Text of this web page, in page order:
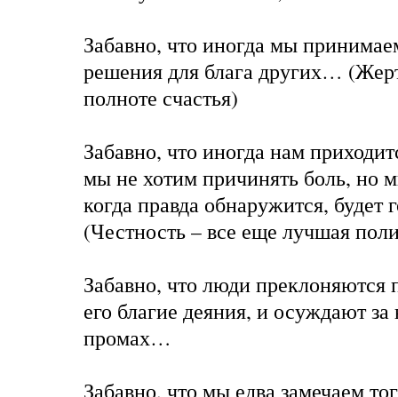
Забавно, что иногда мы
решения для блага других…
полноте счастья)
Забавно, что иногда нам
мы не хотим причинять боль, но
когда правда обнаружится, будет
(Честность – все еще лучшая
Забавно, что люди преклоняются
его благие деяния, и осуждают
промах…
Забавно, что мы едва замечаем